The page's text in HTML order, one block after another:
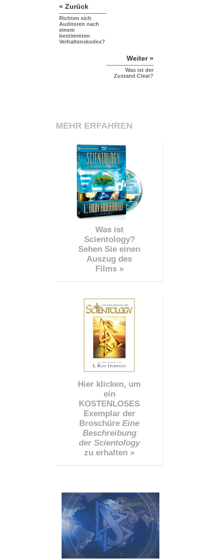
« Zurück
Richten sich
Auditoren nach
einem
bestimmten
Verhaltenskodex?
Weiter »
Was ist der
Zustand Clear?
MEHR ERFAHREN
Was ist
Scientology?
Sehen Sie einen
Auszug des
Films »
Hier klicken, um
ein
KOSTENLOSES
Exemplar der
Broschüre Eine
Beschreibung
der Scientology
zu erhalten »